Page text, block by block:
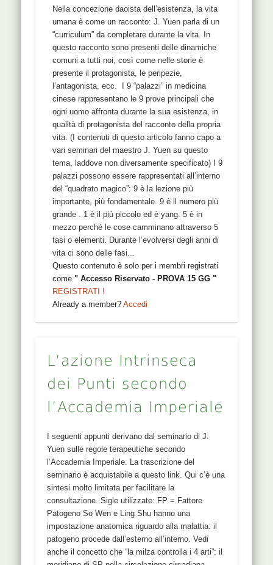
umana è come un racconto: J. Yuen parla di un
“curriculum” da completare durante la vita. In
questo racconto sono presenti delle dinamiche
presente il protagonista, le peripezie,
l’antagonista, ecc. I 9 “palazzi” in medicina
cinese rappresentano le 9 prove principali che
ogni uomo affronta durante la sua esistenza, in
qualità di protagonista del racconto della propria
vita. (I contenuti di questo articolo fanno capo a
vari seminari del maestro J. Yuen su questo
tema, laddove non diversamente specificato) I 9
palazzi possono essere rappresentati all’interno
del “quadrato magico”: 9 è la lezione più
importante, più fondamentale. 9 è il numero più
grande . 1 è il più piccolo ed è yang. 5 è in
mezzo perché le cose camminano attraverso 5
fasi o elementi. Durante l’evolversi degli anni di
Questo contenuto è solo per i membri registrati
Already a member?
L’azione Intrinseca
dei Punti secondo
l’Accademia Imperiale
I seguenti appunti derivano dal seminario di J.
Yuen sulle regole terapeutiche secondo
l’Accademia Imperiale. La trascrizione del
seminario è acquistabile a questo link. Qui c’è una
sintesi molto limitata per facilitare la
consultazione. Sigle utilizzate: FP = Fattore
Patogeno So Wen e Ling Shu hanno una
impostazione anatomica riguardo alla malattia: il
patogeno procede dall’esterno all’interno. Vedi
anche il concetto che “la milza controlla i 4 arti”: il
bloccanti) – il mal di testa, quando intenso, si
estende a tutta la testa. negli ultimi 4 mesi gli
attacchi sono circa-quotidiani – a 26 anni ebbe
TBC al polmone sx, con complicazione al rene e
al testicolo – ha provato varie soluzioni
farmacologiche ma senza risultato, al momento in
cui iniziamo i trattamenti sta prendendo un
farmaco che – dice – smetterà di prendere di …
Dito a Scatto prima e
dopo (CC)
Donna, 58 anni, in menopausa da 2 anni. Motivo
piega molto poco ed è dolente (non ho la foto
problema è iniziato 8 mesi prima, in presenza di
lavorative (già da un paio d’anni), la fine di una
lavoro. Altri sintomi: – a volte lombalgia, a volte
dolore braccio dx – emorroidi da un anno, con
alti e bassi – unghie fragili (mani) – senso di
frustrazione, difficile rapporto con la madre
anziana – tendenzialmente freddolosa – le piace
l’amaro, ha sonnolenza postprandiale, beve a
piccoli sorsi – ha spesso afte sulla punta della
lingua Polso (con il metodo Yuen/Sterman):
debole e attutito, LR non sale a HT, HT diffonde
poco Interpretazione: non nutrizione …